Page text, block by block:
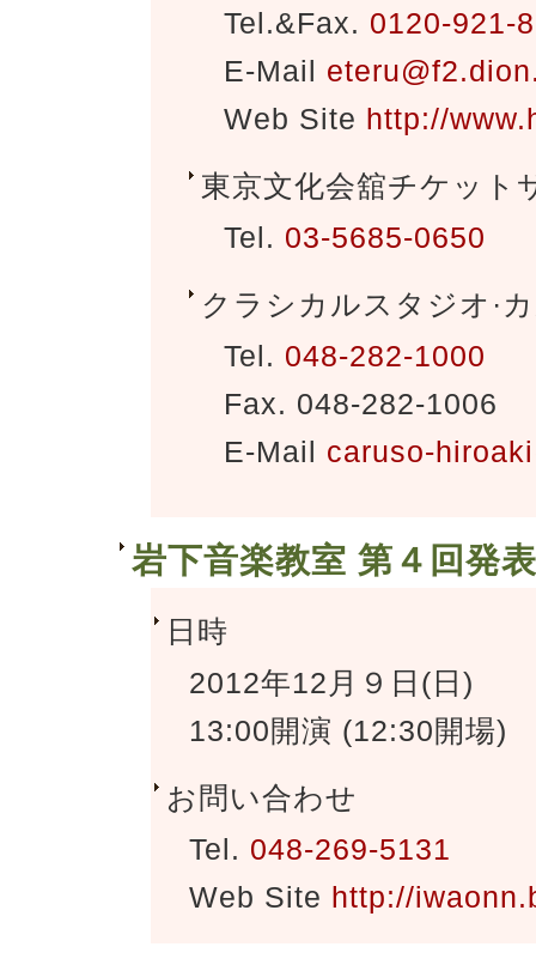
Tel.&Fax. 0120-921-
E-Mail
Web Site http://
東京文化会舘チケット
Tel. 03-5685-0650
クラシカルスタジオ·
Tel. 048-282-1000
Fax. 048-282-1006
E-Mail caruso-
岩下音楽教室 第４回発
日時
2012年12月９日(日)
13:00開演 (12:30開場)
お問い合わせ
Tel. 048-269-5131
Web Site http://